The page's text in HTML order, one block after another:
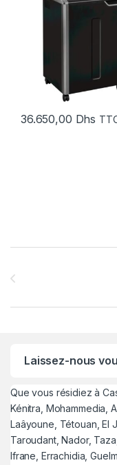
36.650,00 Dhs
Laissez-nous
Que vous résidiez à
Kénitra, Mohammedia,
Laâyoune, Tétouan, El
Taroudant, Nador,
Ifrane, Errachidia,